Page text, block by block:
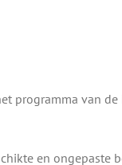
van de
en ongepaste